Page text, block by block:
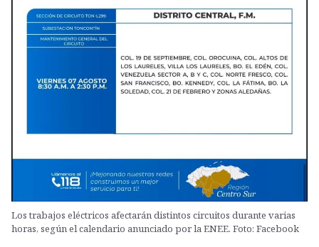
Los trabajos eléctricos afectarán distintos circuitos durante varias
horas, según el calendario anunciado por la ENEE. Foto: Facebook